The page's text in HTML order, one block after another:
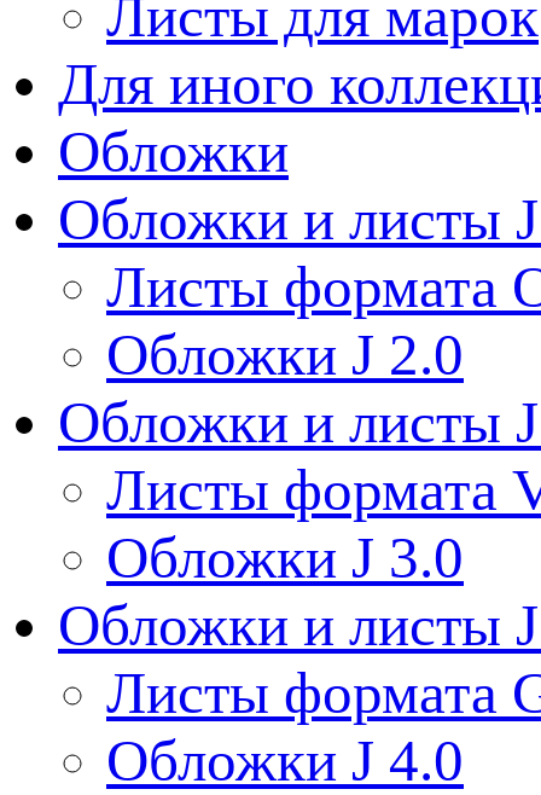
Листы для марок
Для иного
Обложки
Обложки и листы
Листы формата
Обложки J 2.0
Обложки и листы
Листы формата
Обложки J 3.0
Обложки и листы
Листы формата
Обложки J 4.0